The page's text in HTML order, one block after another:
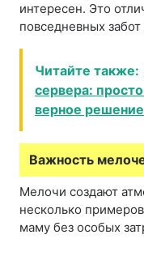
интересен. Это
повседневных
Читайте также:
сервера:
верное решение
Важность
Мелочи создают
несколько
маму без особых